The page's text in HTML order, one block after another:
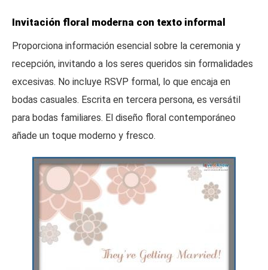
Invitación floral moderna con texto informal
Proporciona información esencial sobre la ceremonia y
recepción, invitando a los seres queridos sin formalidades
excesivas. No incluye RSVP formal, lo que encaja en
bodas casuales. Escrita en tercera persona, es versátil
para bodas familiares. El diseño floral contemporáneo
añade un toque moderno y fresco.